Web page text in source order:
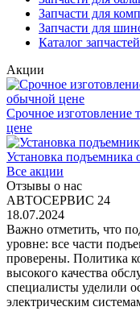
Запчасти для
Запчасти для
Каталог
Акции
Срочное изготовление
цене
Установка подъемника
Все акции
Отзывы о нас
АВТОСЕРВИС 24
18.07.2024
Важно отметить, что
уровне: все части
проверены. Политика
высокого качества
специалисты уделили
электрическим